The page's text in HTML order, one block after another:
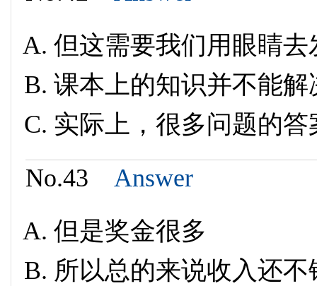
但这需要我们用眼睛
课本上的知识并不能
实际上，很多问题的
No.43 Answer
但是奖金很多
所以总的来说收入还不